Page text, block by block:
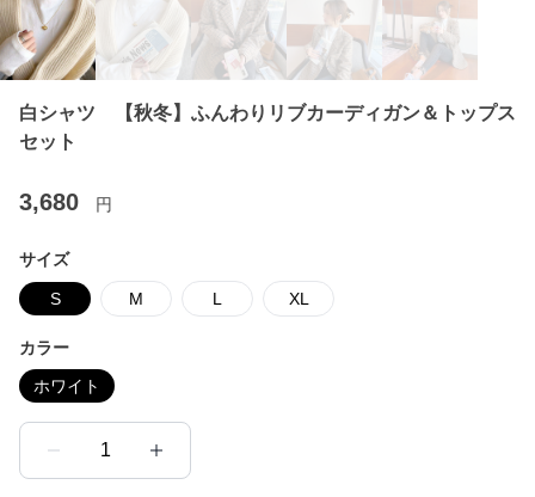
白シャツ 【秋冬】ふんわりリブカーディガン＆トップス
セット
3,680 円
サイズ
S M L XL
カラー
ホワイト
1